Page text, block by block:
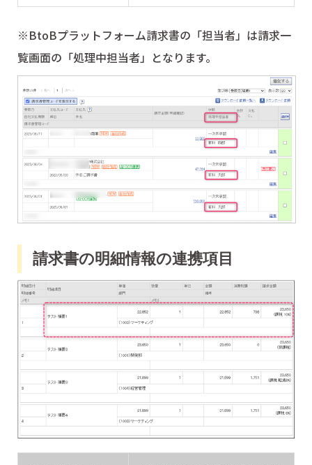
※BtoBプラットフォーム請求書の「担当者」は請求一
覧画面の「処理中担当者」となります。
請求書の明細情報の連携項目